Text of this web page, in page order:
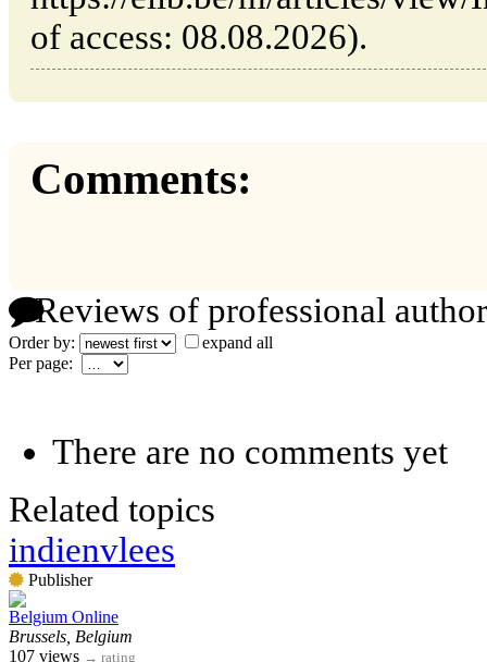
of access: 08.08.2026).
Comments:
Reviews of professional
Order by:
expand all
Per page:
There are no comments yet
Related topics
indienvlees
Publisher
Belgium Online
Brussels, Belgium
107 views → rating